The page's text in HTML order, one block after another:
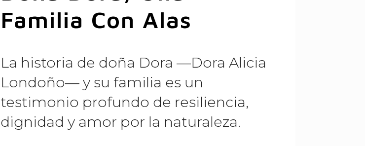
Familia Con Alas
La historia de doña Dora —Dora Alicia
Londoño— y su familia es un
testimonio profundo de resiliencia,
dignidad y amor por la naturaleza.